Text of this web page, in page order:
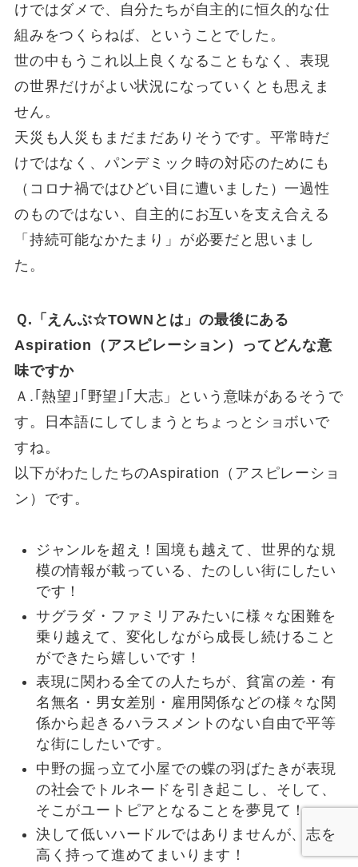
けではダメで、自分たちが自主的に恒久的な仕
組みをつくらねば、ということでした。
世の中もうこれ以上良くなることもなく、表現
の世界だけがよい状況になっていくとも思えま
せん。
天災も人災もまだまだありそうです。平常時だ
けではなく、パンデミック時の対応のためにも
（コロナ禍ではひどい目に遭いました）一過性
のものではない、自主的にお互いを支え合える
「持続可能なかたまり」が必要だと思いまし
た。
Ｑ.「えんぶ☆TOWNとは」の最後にある
Aspiration（アスピレーション）ってどんな意
味ですか
Ａ.｢熱望｣｢野望｣｢大志」という意味があるそうで
す。日本語にしてしまうとちょっとショボいで
すね。
以下がわたしたちのAspiration（アスピレーショ
ン）です。
ジャンルを超え！国境も越えて、世界的な規
模の情報が載っている、たのしい街にしたい
です！
サグラダ・ファミリアみたいに様々な困難を
乗り越えて、変化しながら成長し続けること
ができたら嬉しいです！
表現に関わる全ての人たちが、貧富の差・有
名無名・男女差別・雇用関係などの様々な関
係から起きるハラスメントのない自由で平等
な街にしたいです。
中野の掘っ立て小屋での蝶の羽ばたきが表現
の社会でトルネードを引き起こし、そして、
そこがユートピアとなることを夢見て！
決して低いハードルではありませんが、志を
高く持って進めてまいります！